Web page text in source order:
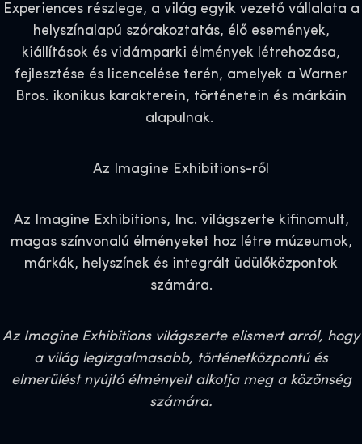
Experiences részlege, a világ egyik vezető vállalata a
helyszínalapú szórakoztatás, élő események,
kiállítások és vidámparki élmények létrehozása,
fejlesztése és licencelése terén, amelyek a Warner
Bros. ikonikus karakterein, történetein és márkáin
alapulnak.
Az Imagine Exhibitions-ről
Az Imagine Exhibitions, Inc. világszerte kifinomult,
magas színvonalú élményeket hoz létre múzeumok,
márkák, helyszínek és integrált üdülőközpontok
számára.
Az Imagine Exhibitions világszerte elismert arról, hogy
a világ legizgalmasabb, történetközpontú és
elmerülést nyújtó élményeit alkotja meg a közönség
számára.